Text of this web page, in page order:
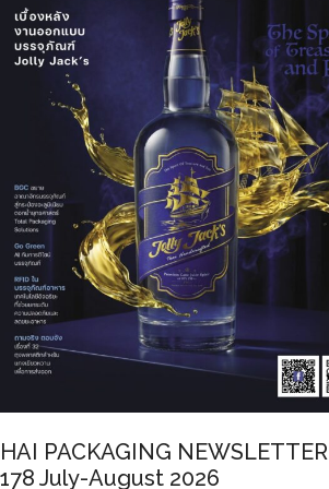
PACKAGING NEWSLETTER
July-August 2026